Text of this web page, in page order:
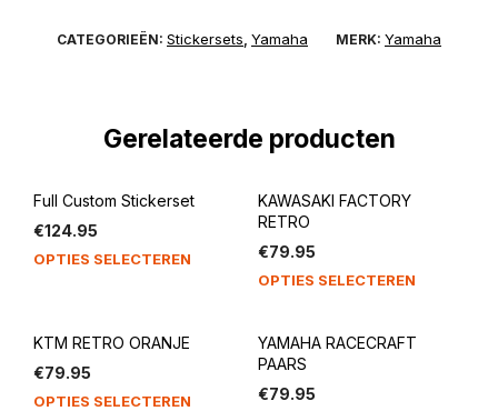
CATEGORIEËN: Stickersets Yamaha MERK: Yamaha
Gerelateerde producten
Full Custom Stickerset
€124.95
OPTIES SELECTEREN
KAWASAKI FACTORY
RETRO
€79.95
OPTIES SELECTEREN
KTM RETRO ORANJE
€79.95
OPTIES SELECTEREN
YAMAHA RACECRAFT
PAARS
€79.95